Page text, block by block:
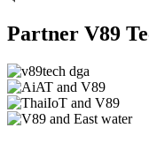
Partner V89